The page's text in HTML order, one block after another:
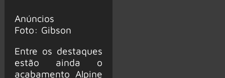
Anúncios
Foto: Gibson
Entre os destaques
estão ainda o
acabamento Alpine